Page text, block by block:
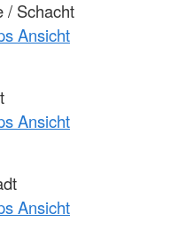
/ Schacht
Ansicht
Ansicht
Ansicht